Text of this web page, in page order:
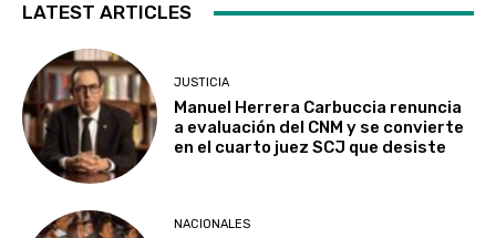
LATEST ARTICLES
JUSTICIA
Manuel Herrera Carbuccia renuncia
a evaluación del CNM y se convierte
en el cuarto juez SCJ que desiste
NACIONALES